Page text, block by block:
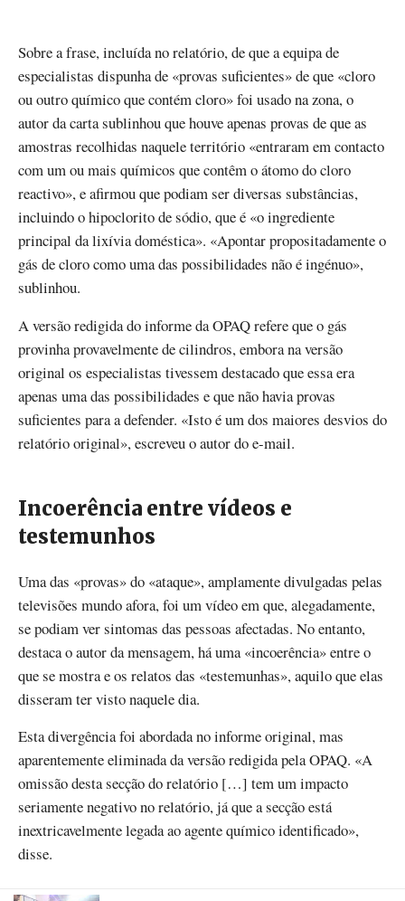
Sobre a frase, incluída no relatório, de que a equipa de
especialistas dispunha de «provas suficientes» de que «cloro
ou outro químico que contém cloro» foi usado na zona, o
autor da carta sublinhou que houve apenas provas de que as
amostras recolhidas naquele território «entraram em contacto
com um ou mais químicos que contêm o átomo do cloro
reactivo», e afirmou que podiam ser diversas substâncias,
incluindo o hipoclorito de sódio, que é «o ingrediente
principal da lixívia doméstica». «Apontar propositadamente o
gás de cloro como uma das possibilidades não é ingénuo»,
sublinhou.
A versão redigida do informe da OPAQ refere que o gás
provinha provavelmente de cilindros, embora na versão
original os especialistas tivessem destacado que essa era
apenas uma das possibilidades e que não havia provas
suficientes para a defender. «Isto é um dos maiores desvios do
relatório original», escreveu o autor do e-mail.
Incoerência entre vídeos e
testemunhos
Uma das «provas» do «ataque», amplamente divulgadas pelas
televisões mundo afora, foi um vídeo em que, alegadamente,
se podiam ver sintomas das pessoas afectadas. No entanto,
destaca o autor da mensagem, há uma «incoerência» entre o
que se mostra e os relatos das «testemunhas», aquilo que elas
disseram ter visto naquele dia.
Esta divergência foi abordada no informe original, mas
aparentemente eliminada da versão redigida pela OPAQ. «A
omissão desta secção do relatório […] tem um impacto
seriamente negativo no relatório, já que a secção está
inextricavelmente legada ao agente químico identificado»,
disse.